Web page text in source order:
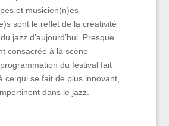
et musicien(n)es
sont le reflet de la créativité
jazz d’aujourd’hui. Presque
consacrée à la scène
du festival fait
ce qui se fait de plus innovant,
dans le jazz.